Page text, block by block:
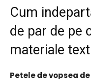
Cum
de par de pe
materiale
Petele de vopsea